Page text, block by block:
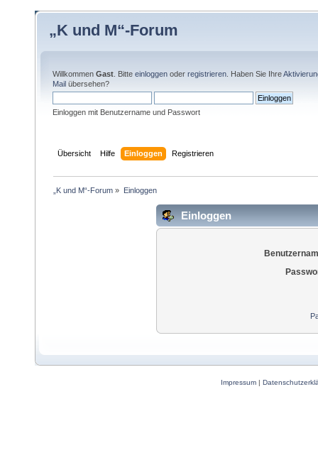
„K und M“-Forum
Willkommen Gast . Bitte einloggen oder registrieren . Haben Sie Ihre
Mail übersehen?
Einloggen mit Benutzername und Passwort
Übersicht Hilfe Einloggen Registrieren
„K und M“-Forum » Einloggen
Einloggen
Impressum |